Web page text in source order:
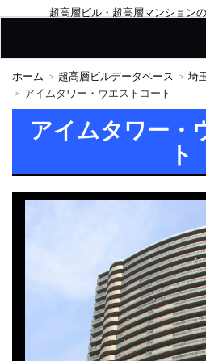
超高層ビル・超高層マンションの
ホーム 超高層ビルデータベース 埼
アイムタワー・ウエストコート
アイムタワー・
ト